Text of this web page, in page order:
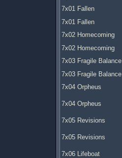
7x01 Fallen
7x01 Fallen
7x02 Homecoming
7x02 Homecoming
7x03 Fragile Balance
7x03 Fragile Balance
7x04 Orpheus
7x04 Orpheus
7x05 Revisions
7x05 Revisions
7x06 Lifeboat